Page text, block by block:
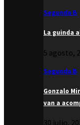
Segunda B
La guinda
5 agosto,
Segunda B
Gonzalo
van a
30 julio,